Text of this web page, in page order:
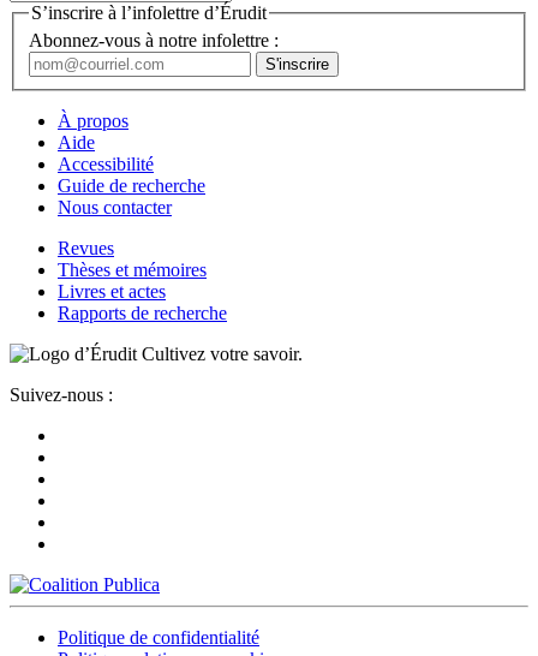
S’inscrire à l’infolettre d’Érudit
Abonnez-vous à notre infolettre :
À propos
Aide
Accessibilité
Guide de recherche
Nous contacter
Revues
Thèses et mémoires
Livres et actes
Rapports de recherche
Cultivez votre savoir.
Suivez-nous :
Politique de confidentialité